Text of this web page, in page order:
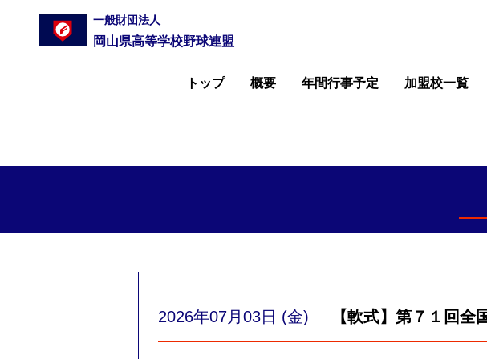
一般財団法人
岡山県高等学校野球連盟
トップ 概要 年間行事予定 加盟校一覧
2026年07月03日 (金) 【軟式】第７１回